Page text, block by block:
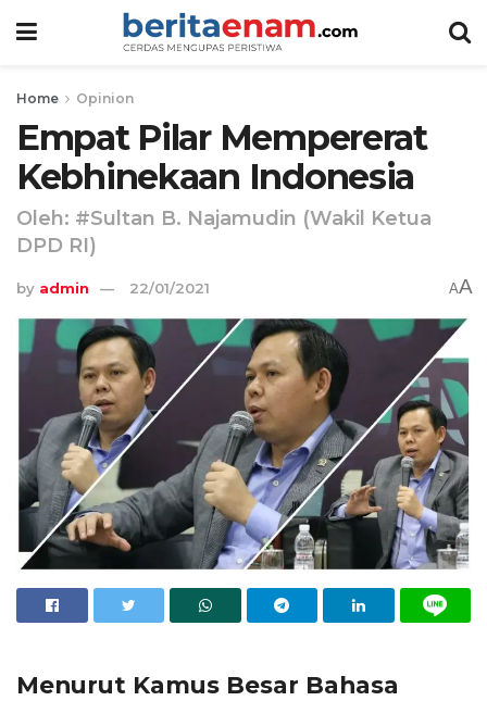
Home Opinion
Empat Pilar Mempererat
Kebhinekaan Indonesia
Oleh: #Sultan B. Najamudin (Wakil Ketua
DPD RI)
by admin 22/01/2021 AA
Menurut Kamus Besar Bahasa